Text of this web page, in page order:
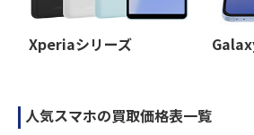
Xperiaシリーズ
人気スマホの買取価格表一覧